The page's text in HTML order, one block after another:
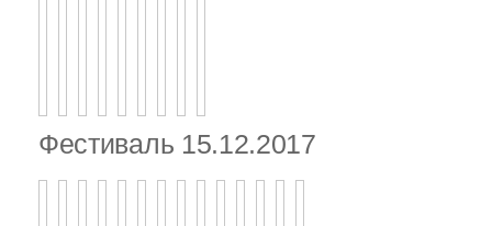
Фестиваль 15.12.2017